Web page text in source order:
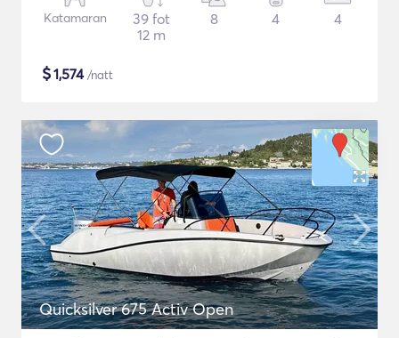
Katamaran
39 fot
12 m
8 4 4
$1,574/natt
Quicksilver 675 Activ Open